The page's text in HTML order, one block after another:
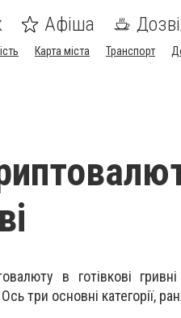
Афіша
Карта міста Транспорт
в готівкові
три основні категорії,